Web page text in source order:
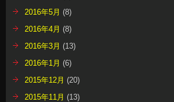
2016年5月 (8)
2016年4月 (8)
2016年3月 (13)
2016年1月 (6)
2015年12月 (20)
2015年11月 (13)